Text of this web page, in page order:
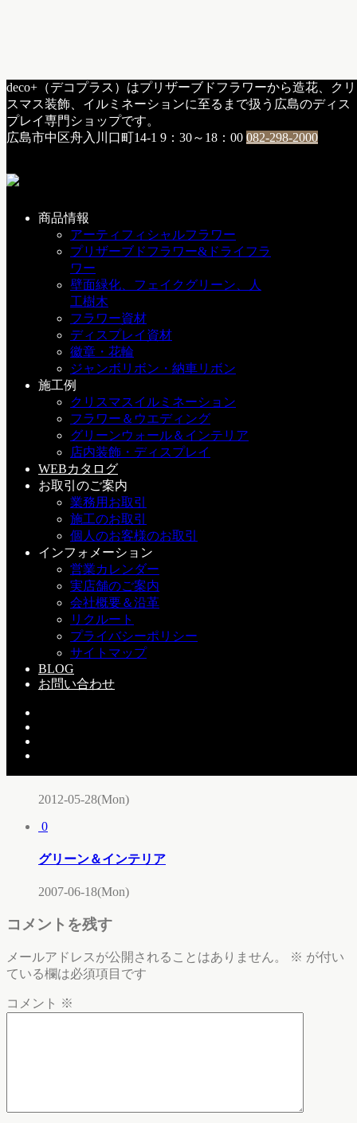
deco+（デコプラス）はプリザーブドフラワーから造花、クリ
スマス装飾、イルミネーションに至るまで扱う広島のディス
プレイ専門ショップです。
広島市中区舟入川口町14-1 9：30～18：00 082-298-2000
商品情報
アーティフィシャルフラワー
プリザーブドフラワー&ドライフラ
ワー
壁面緑化、フェイクグリーン、人
工樹木
フラワー資材
ディスプレイ資材
徽章・花輪
ジャンボリボン・納車リボン
施工例
クリスマスイルミネーション
フラワー＆ウエディング
グリーンウォール＆インテリア
店内装飾・ディスプレイ
WEBカタログ
お取引のご案内
業務用お取引
施工のお取引
個人のお客様のお取引
インフォメーション
営業カレンダー
実店舗のご案内
会社概要＆沿革
リクルート
プライバシーポリシー
サイトマップ
BLOG
お問い合わせ
HOME
h：納品・施工 /クリスマスイルミネーション
百貨店入口のクリスマスVP
■百貨店入口のクリスマスVP
デコレーター様に材料納品した施工例です。
アイアンフレームをハート形に製作しPVCガーランド
をベースにポインセチアやオーナメントを取付。
高級感、インパクトは抜群でした。
h：納品・施工 クリスマスイルミネーション
三戸 益徳
デコプラス代表。
便利アイテム
クリスマスはまだまだつづく・・・
こちらの記事もどうぞ
クリスマスの準備が大変で〜す
2012-05-28(Mon)
0
グリーン＆インテリア
2007-06-18(Mon)
コメントを残す
メールアドレスが公開されることはありません。 ※ が付い
ている欄は必須項目です
コメント ※